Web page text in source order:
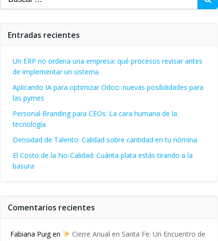
Entradas recientes
Un ERP no ordena una empresa: qué procesos revisar antes
de implementar un sistema
Aplicando IA para optimizar Odoo: nuevas posibilidades para
las pymes
Personal Branding para CEOs: La cara humana de la
tecnología
Densidad de Talento: Calidad sobre cantidad en tu nómina
El Costo de la No-Calidad: Cuánta plata estás tirando a la
basura
Comentarios recientes
Fabiana Puigen
Cierre Anual en Santa Fe: Un Encuentro de